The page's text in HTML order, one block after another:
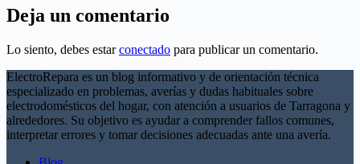
Deja un comentario
Lo siento, debes estarconectado para publicar un comentario.
ElectroRepara es un blog informativo y de orientación técnica
especializado en problemas, averías y dudas habituales sobre
electrodomésticos del hogar, con atención a usuarios de Tarragona y
alrededores. Su objetivo es ayudar a comprender fallos comunes,
interpretar errores y tomar decisiones adecuadas ante una avería.